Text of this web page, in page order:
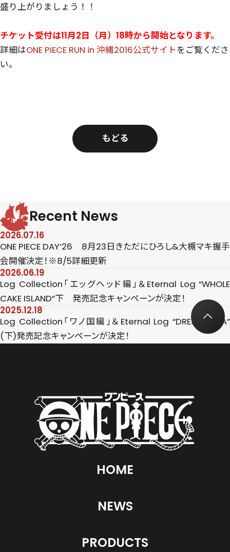
盛り上がりましょう！！
チケット受付は11月2日（月）18時から開始となります。
詳細はONE PIECE RUN in 沖縄2016公式サイトをご覧くださ
い。
もどる
Recent News
2026.07.16
ONE PIECE DAY’26 8月23日きただにひろし&大槻マキ握手
会開催決定！※8/5詳細更新
2026.06.19
Log Collection「エッグヘッド編」＆Eternal Log “WHOLE
CAKE ISLAND”下 発売記念キャンペーンが決定！
2025.12.18
Log Collection「ワノ国編」＆Eternal Log “DRESS ROSA”
(下)発売記念キャンペーンが決定！
HOME
NEWS
PRODUCTS